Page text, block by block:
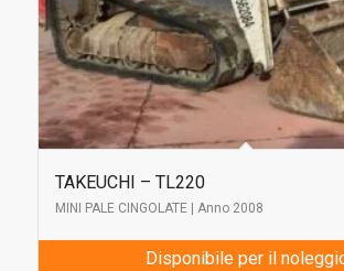
TAKEUCHI – TL220
MINI PALE CINGOLATE | Anno 2008
Disponibile per il